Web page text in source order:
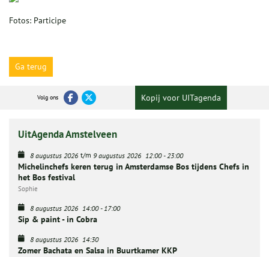
Fotos: Participe
Ga terug
Volg ons Kopij voor UITagenda
UitAgenda Amstelveen
8 augustus 2026 t/m 9 augustus 2026 12:00-23:00
Michelinchefs keren terug in Amsterdamse Bos tijdens Chefs in
het Bos festival
Sophie
8 augustus 2026 14:00-17:00
Sip & paint - in Cobra
8 augustus 2026 14:30
Zomer Bachata en Salsa in Buurtkamer KKP